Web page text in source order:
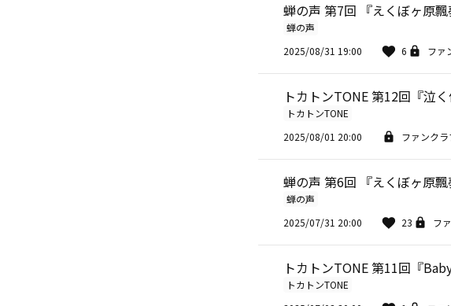
蝉の声 第7回 『えくぼヶ原飄
蝉の声
2025/08/31 19:00
6 ファ
トカトンTONE 第12回『泣く
トカトンTONE
2025/08/01 20:00
ファンク
蝉の声 第6回 『えくぼヶ原飄
蝉の声
2025/07/31 20:00
23 フ
トカトンTONE 第11回『
トカトンTONE